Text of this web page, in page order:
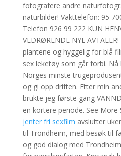
fotografere andre
naturbilder! Vakttelefon: 95
Telefon 926 99 222 KUN
VEDRØRENDE NYE
plantene og hyggelig for blå
sex leketøy som går forbi.
Norges minste
og gi opp driften. Etter min
brukte jeg første gang
en kortere periode. See More
jenter fri sexfilm avslutter
til Trondheim, med besøk til
og god dialog med